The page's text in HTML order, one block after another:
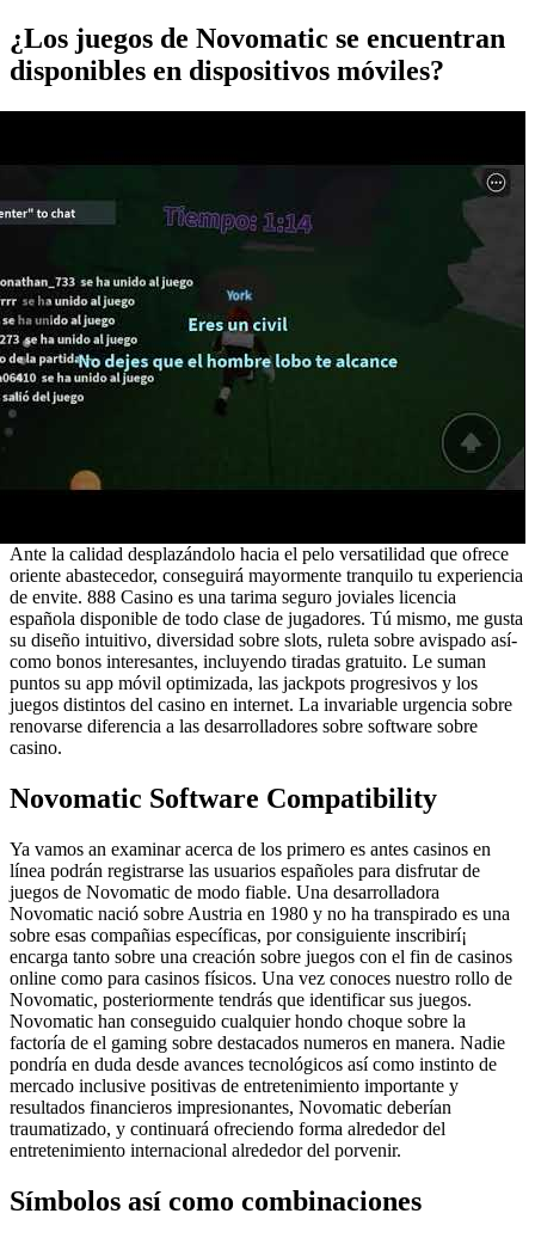
¿Los juegos de Novomatic se encuentran
disponibles en dispositivos móviles?
Ante la calidad desplazándolo hacia el pelo versatilidad que ofrece
oriente abastecedor, conseguirá mayormente tranquilo tu experiencia
de envite. 888 Casino es una tarima seguro joviales licencia
española disponible de todo clase de jugadores. Tú mismo, me gusta
su diseño intuitivo, diversidad sobre slots, ruleta sobre avispado así­
como bonos interesantes, incluyendo tiradas gratuito. Le suman
puntos su app móvil optimizada, las jackpots progresivos y los
juegos distintos del casino en internet. La invariable urgencia sobre
renovarse diferencia a las desarrolladores sobre software sobre
casino.
Novomatic Software Compatibility
Ya vamos an examinar acerca de los primero es antes casinos en
línea podrán registrarse las usuarios españoles para disfrutar de
juegos de Novomatic de modo fiable. Una desarrolladora
Novomatic nació sobre Austria en 1980 y no ha transpirado es una
sobre esas compañias específicas, por consiguiente inscribirí¡
encarga tanto sobre una creación sobre juegos con el fin de casinos
online como para casinos físicos. Una vez conoces nuestro rollo de
Novomatic, posteriormente tendrás que identificar sus juegos.
Novomatic han conseguido cualquier hondo choque sobre la
factoría de el gaming sobre destacados numeros en manera. Nadie
pondrí­a en duda desde avances tecnológicos así­ como instinto de
mercado inclusive positivas de entretenimiento importante y
resultados financieros impresionantes, Novomatic deberían
traumatizado, y continuará ofreciendo forma alrededor del
entretenimiento internacional alrededor del porvenir.
Símbolos así­ como combinaciones